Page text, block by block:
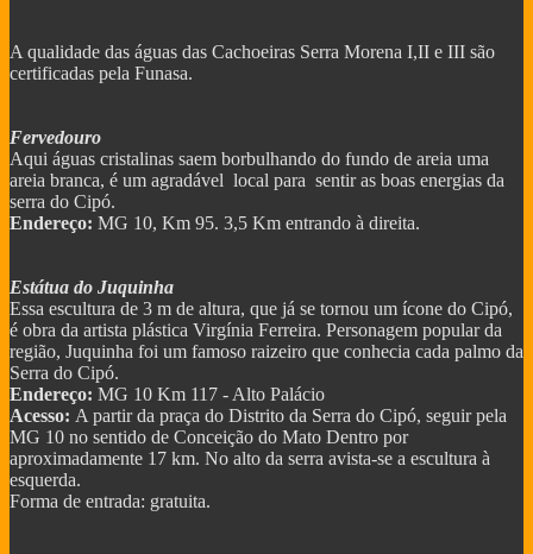
A qualidade das águas das Cachoeiras Serra Morena I,II e III são
certificadas pela Funasa.
Fervedouro
Aqui águas cristalinas saem borbulhando do fundo de areia uma
areia branca, é um agradável local para sentir as boas energias da
serra do Cipó.
Endereço: MG 10, Km 95. 3,5 Km entrando à direita.
Estátua do Juquinha
Essa escultura de 3 m de altura, que já se tornou um ícone do Cipó,
é obra da artista plástica Virgínia Ferreira. Personagem popular da
região, Juquinha foi um famoso raizeiro que conhecia cada palmo da
Serra do Cipó.
Endereço: MG 10 Km 117 - Alto Palácio
Acesso: A partir da praça do Distrito da Serra do Cipó, seguir pela
MG 10 no sentido de Conceição do Mato Dentro por
aproximadamente 17 km. No alto da serra avista-se a escultura à
esquerda.
Forma de entrada: gratuita.